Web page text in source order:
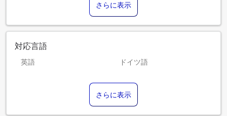
さらに表示
対応言語
英語 ドイツ語
さらに表示